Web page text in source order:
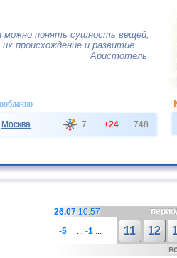
можно понять сущность вещей,
их происхождение и развитие.
Аристотель
Москва 7 +24 748
26.0710:57
-5
... -1... 11 12